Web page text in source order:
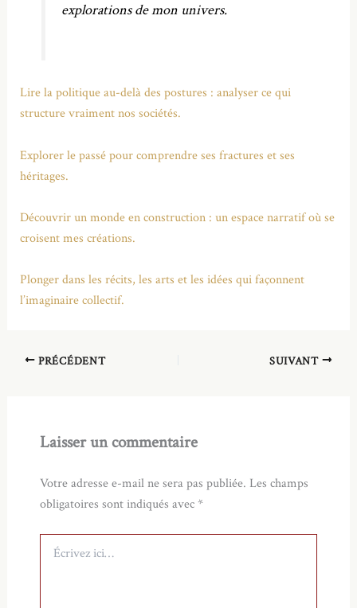
explorations de mon univers.
Lire la politique au-delà des postures : analyser ce qui
structure vraiment nos sociétés.
Explorer le passé pour comprendre ses fractures et ses
héritages.
Découvrir un monde en construction : un espace narratif où se
croisent mes créations.
Plonger dans les récits, les arts et les idées qui façonnent
l’imaginaire collectif.
PRÉCÉDENT SUIVANT
Laisser un commentaire
Votre adresse e-mail ne sera pas publiée. Les champs
obligatoires sont indiqués avec*
ici…